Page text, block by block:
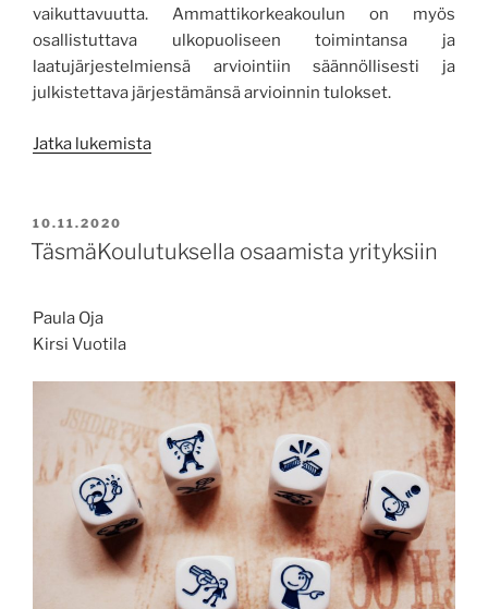
vaikuttavuutta. Ammattikorkeakoulun on myös
osallistuttava ulkopuoliseen toimintansa ja
laatujärjestelmiensä arviointiin säännöllisesti ja
julkistettava järjestämänsä arvioinnin tulokset.
Jatka lukemista”Itsearvioinnista
JULKAISTU
10.11.2020
TäsmäKoulutuksella osaamista yrityksiin
Paula Oja
Kirsi Vuotila